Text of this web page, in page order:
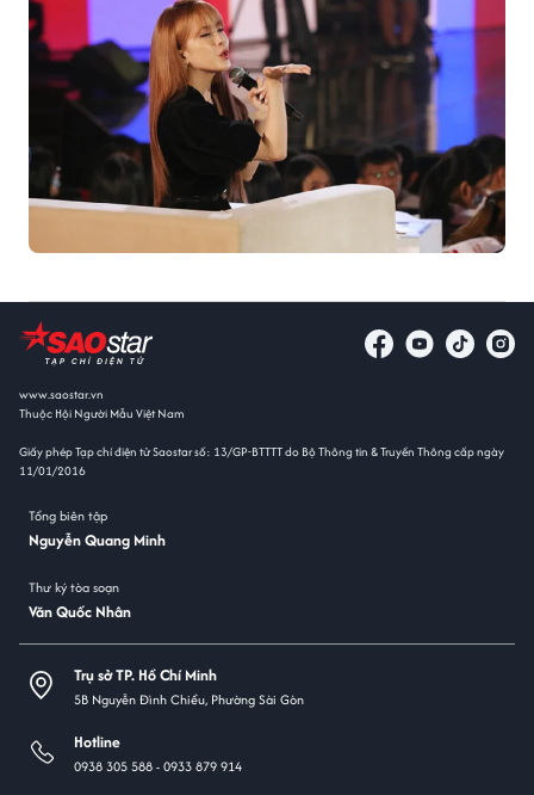
www.saostar.vn
Thuộc Hội Người Mẫu Việt Nam
Giấy phép Tạp chí điện tử Saostar số: 13/GP-BTTTT do Bộ Thông tin & Truyền Thông cấp ngày
11/01/2016
Tổng biên tập
Nguyễn Quang Minh
Thư ký tòa soạn
Văn Quốc Nhân
Trụ sở TP. Hồ Chí Minh
5B Nguyễn Đình Chiểu, Phường Sài Gòn
Hotline
0938 305 588 -0933 879 914